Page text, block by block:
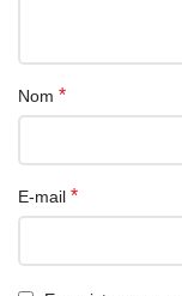
Nom *
E-mail *